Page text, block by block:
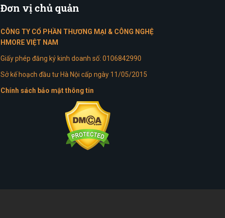
Đơn vị chủ quản
CÔNG TY CỔ PHẦN THƯƠNG MẠI & CÔNG NGHỆ
HMORE VIỆT NAM
Giấy phép đăng ký kinh doanh số: 0106842990
Sở kế hoạch đầu tư Hà Nội cấp ngày 11/05/2015
Chính sách bảo mật thông tin